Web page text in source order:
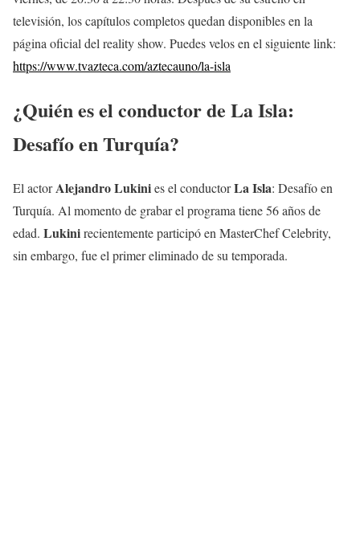
televisión, los capítulos completos quedan disponibles en la
página oficial del reality show. Puedes velos en el siguiente link:
https://www.tvazteca.com/aztecauno/la-isla
¿Quién es el conductor de La Isla:
Desafío en Turquía?
El actorAlejandro Lukinies el conductorLa Isla: Desafío en
Turquía. Al momento de grabar el programa tiene 56 años de
edad. Lukinirecientemente participó en MasterChef Celebrity,
sin embargo, fue el primer eliminado de su temporada.